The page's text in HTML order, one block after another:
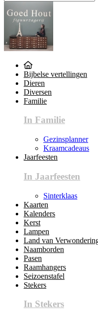
Bijbelse vertellingen
Dieren
Diversen
Familie
In Familie
Gezinsplanner
Kraamcadeaus
Jaarfeesten
In Jaarfeesten
Sinterklaas
Kaarten
Kalenders
Kerst
Lampen
Land van
Naamborden
Pasen
Raamhangers
Seizoenstafel
Stekers
In Stekers